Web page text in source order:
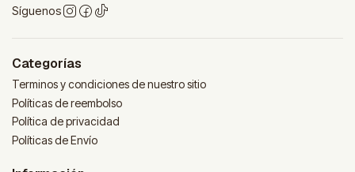
Síguenos
Categorías
Terminos y condiciones de nuestro sitio
Políticas de reembolso
Política de privacidad
Políticas de Envío